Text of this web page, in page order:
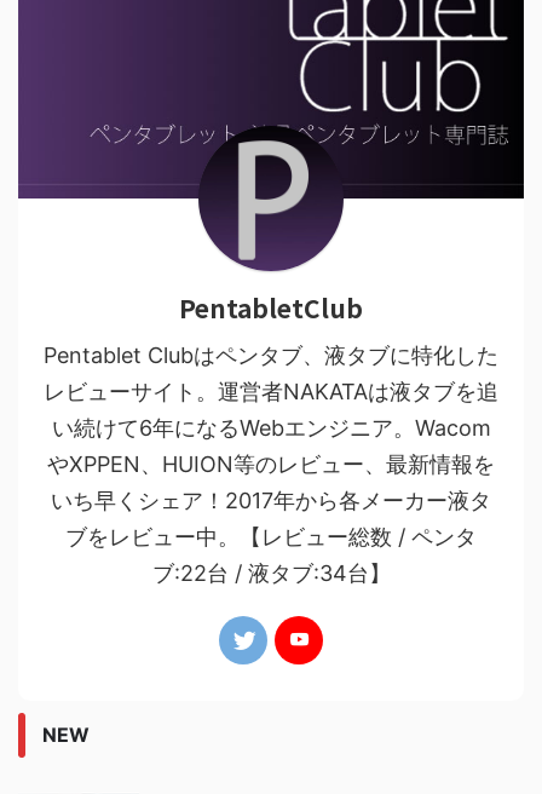
PentabletClub
Pentablet Clubはペンタブ、液タブに特化した
レビューサイト。運営者NAKATAは液タブを追
い続けて6年になるWebエンジニア。Wacom
やXPPEN、HUION等のレビュー、最新情報を
いち早くシェア！2017年から各メーカー液タ
ブをレビュー中。【レビュー総数 / ペンタ
ブ:22台 / 液タブ:34台】
NEW